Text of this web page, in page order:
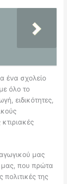
ένα σχολείο
όλο το
ειδικότητες,
μας
μας, που πρώτα
πολιτικές της